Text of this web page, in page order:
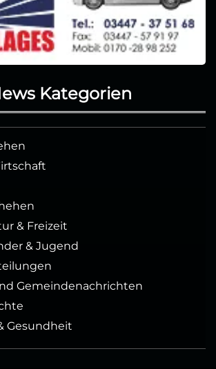
Kategorien
& Freizeit
& Jugend
Gemeindenachrichten
Gesundheit